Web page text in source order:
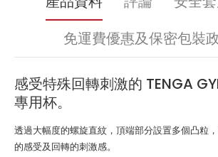
免運費優惠及保密包裝
感受特殊回轉刺激的 TENGA
專用杯。
透過大幅度的螺旋直紋，頂端部分設置多個凸粒
的感受及回轉的刺激感。